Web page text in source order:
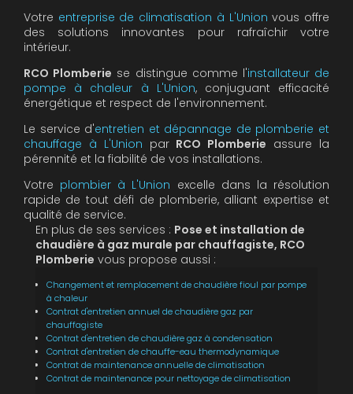
Votre entreprise de climatisation à L'Union vous offre
des solutions innovantes pour rafraîchir votre
intérieur.
RCO Plomberie se distingue comme l'installateur de
pompe à chaleur à L'Union, conjuguant efficacité
énergétique et respect de l'environnement.
Le service d'entretien et dépannage de plomberie et
chauffage à L'Union par RCO Plomberie assure la
pérennité et la fiabilité de vos installations.
Votre plombier à L'Union excelle dans la résolution
rapide de tout défi de plomberie, alliant expertise et
qualité de service.
En plus de ses services : Pose et installation de
chaudière à gaz murale par chauffagiste, RCO
Plomberie vous propose aussi :
Changement et remplacement de chaudière fioul par pompe
à chaleur
Contrat d'entretien annuel de chaudière gaz par
chauffagiste
Contrat d'entretien de chaudière gaz à condensation
Contrat d'entretien de chauffe-eau thermodynamique
Contrat de maintenance annuelle de climatisation
Contrat de maintenance pour nettoyage de climatisation